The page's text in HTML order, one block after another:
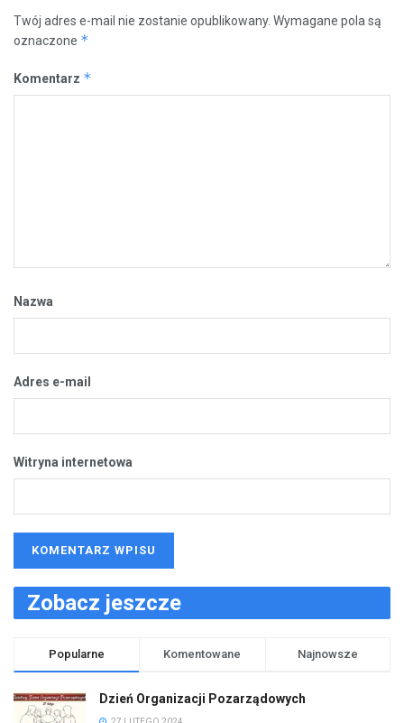
Twój adres e-mail nie zostanie opublikowany. Wymagane pola są
oznaczone *
Komentarz *
Nazwa
Adres e-mail
Witryna internetowa
Zobacz jeszcze
Popularne Komentowane Najnowsze
Dzień Organizacji Pozarządowych